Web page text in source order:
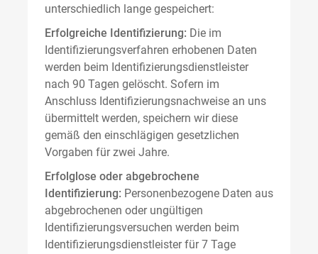
unterschiedlich lange gespeichert:
Erfolgreiche Identifizierung: Die im
Identifizierungsverfahren erhobenen Daten
werden beim Identifizierungsdienstleister
nach 90 Tagen gelöscht. Sofern im
Anschluss Identifizierungsnachweise an uns
übermittelt werden, speichern wir diese
gemäß den einschlägigen gesetzlichen
Vorgaben für zwei Jahre.
Erfolglose oder abgebrochene
Identifizierung: Personenbezogene Daten aus
abgebrochenen oder ungültigen
Identifizierungsversuchen werden beim
Identifizierungsdienstleister für 7 Tage